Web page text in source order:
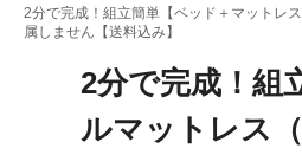
2分で完成！組立簡単【ベッド＋マットレ
属しません【送料込み】
2分で完成！組
ルマットレス